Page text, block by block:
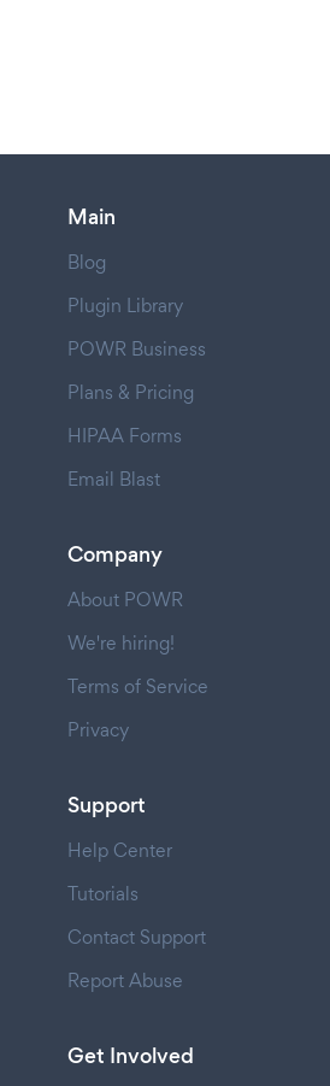
Main
Blog
Plugin Library
POWR Business
Plans & Pricing
HIPAA Forms
Email Blast
Company
About POWR
We're hiring!
Terms of Service
Privacy
Support
Help Center
Tutorials
Contact Support
Report Abuse
Get Involved